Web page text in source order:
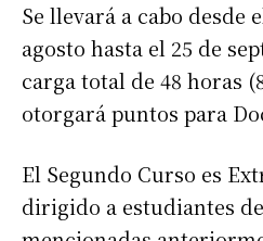
Se llevará a cabo desde
agosto hasta el 25 de
carga total de 48 horas
otorgará puntos para
El Segundo Curso es
dirigido a estudiantes